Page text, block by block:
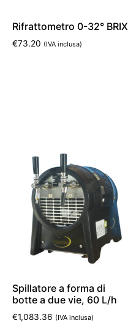
Rifrattometro 0-32° BRIX
€73.20 (IVA inclusa)
Spillatore a forma di
botte a due vie, 60 L/h
€1,083.36 (IVA inclusa)